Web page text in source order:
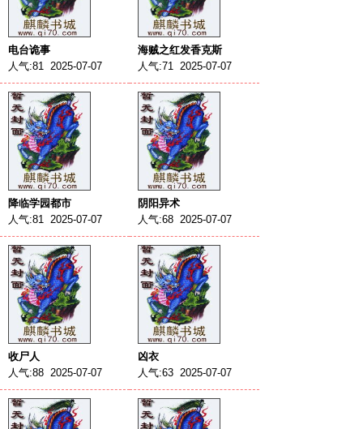
电台诡事
人气:81 2025-07-07
海贼之红发香克斯
人气:71 2025-07-07
降临学园都市
人气:81 2025-07-07
阴阳异术
人气:68 2025-07-07
收尸人
人气:88 2025-07-07
凶衣
人气:63 2025-07-07